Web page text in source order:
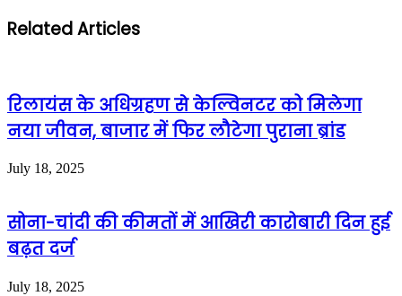
Related Articles
रिलायंस के अधिग्रहण से केल्विनटर को मिलेगा
नया जीवन, बाजार में फिर लौटेगा पुराना ब्रांड
July 18, 2025
सोना-चांदी की कीमतों में आखिरी कारोबारी दिन हुई
बढ़त दर्ज
July 18, 2025